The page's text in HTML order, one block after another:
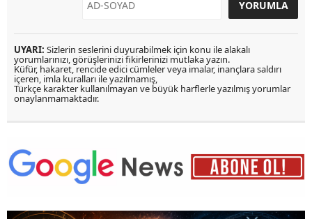
UYARI: Sizlerin seslerini duyurabilmek için konu ile alakalı
yorumlarınızı, görüşlerinizi fikirlerinizi mutlaka yazın.
Küfür, hakaret, rencide edici cümleler veya imalar, inançlara saldırı
içeren, imla kuralları ile yazılmamış,
Türkçe karakter kullanılmayan ve büyük harflerle yazılmış yorumlar
onaylanmamaktadır.